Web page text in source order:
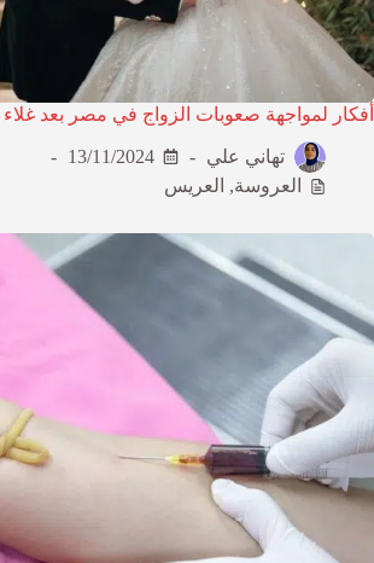
أفكار لمواجهة صعوبات الزواج في مصر بعد غلاء
تهاني علي
13/11/2024
العروسة, العريس